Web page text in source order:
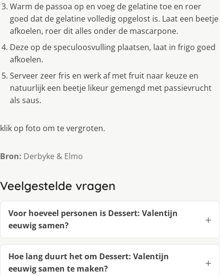
Warm de passoa op en voeg de gelatine toe en roer
goed dat de gelatine volledig opgelost is. Laat een beetje
afkoelen, roer dit alles onder de mascarpone.
Deze op de speculoosvulling plaatsen, laat in frigo goed
afkoelen.
Serveer zeer fris en werk af met fruit naar keuze en
natuurlijk een beetje likeur gemengd met passievrucht
als saus.
klik op foto om te vergroten.
Bron: Derbyke & Elmo
Veelgestelde vragen
Voor hoeveel personen is Dessert: Valentijn
eeuwig samen?
Hoe lang duurt het om Dessert: Valentijn
eeuwig samen te maken?